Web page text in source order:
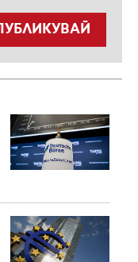
ПУБЛИКУВАЙ